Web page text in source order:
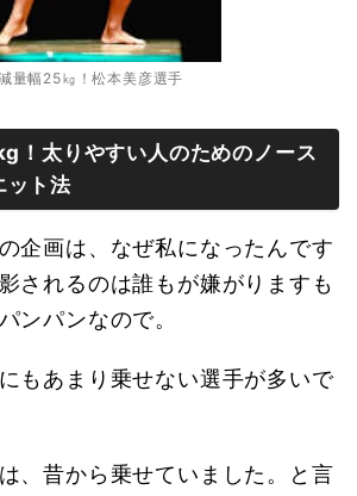
量幅25㎏！松本美彦選手
！太りやすい人のためのノース
ット法
企画は、なぜ私になったんです
されるのは誰もが嫌がりますも
ンパンなので。
あまり乗せない選手が多いで
、昔から乗せていました。と言